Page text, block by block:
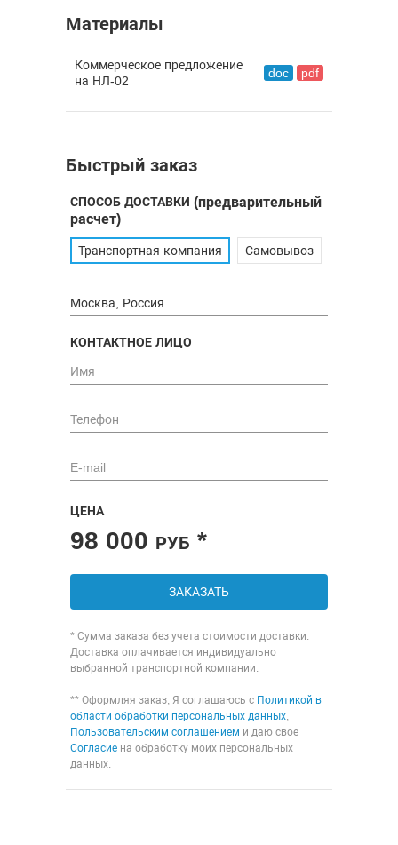
Материалы
Коммерческое предложение
на НЛ-02
doc pdf
Быстрый заказ
СПОСОБ ДОСТАВКИ (предварительный
расчет)
Транспортная компания Самовывоз
КОНТАКТНОЕ ЛИЦО
ЦЕНА
98 000 РУБ *
ЗАКАЗАТЬ
* Сумма заказа без учета стоимости доставки.
Доставка оплачивается индивидуально
выбранной транспортной компании.
** Оформляя заказ, Я соглашаюсь с Политикой в
области обработки персональных данных
Пользовательским соглашением и даю свое
Согласие на обработку моих персональных
данных.